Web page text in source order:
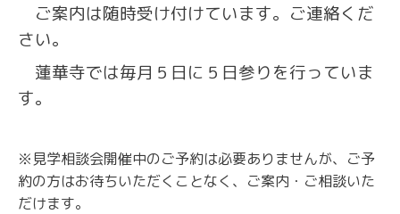
ご案内は随時受け付けています。ご連絡くだ
さい。
蓮華寺では毎月５日に５日参りを行っていま
す。
※見学相談会開催中のご予約は必要ありませんが、ご予
約の方はお待ちいただくことなく、ご案内・ご相談いた
だけます。